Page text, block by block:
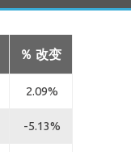
％ 改变
2.09%
-5.13%